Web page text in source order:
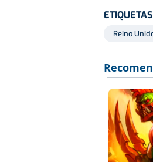
ETIQUETAS
Reino